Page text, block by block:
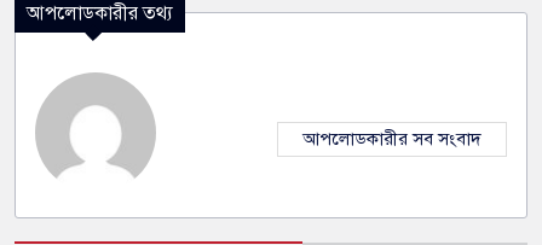
আপলোডকারীর তথ্য
আপলোডকারীর সব সংবাদ